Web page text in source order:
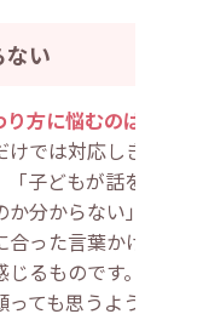
ない
方に悩むのは自然
では対応しきれ
子どもが話を聞い
分からない」とい
った言葉かけや援
るものです。「も
ても思うようにい